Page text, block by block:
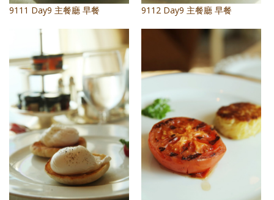
個人著作
活動實況記錄
媒體報導一覽
合作與代言
訂閱電子報
9111 Day9 主餐廳 早餐 9112 Day9 主餐廳 早餐